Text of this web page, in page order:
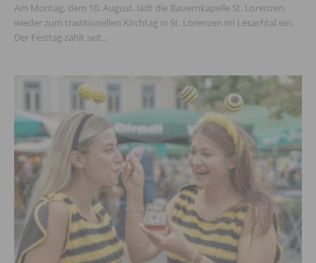
Am Montag, dem 10. August, lädt die Bauernkapelle St. Lorenzen
wieder zum traditionellen Kirchtag in St. Lorenzen im Lesachtal ein.
Der Festtag zählt seit...